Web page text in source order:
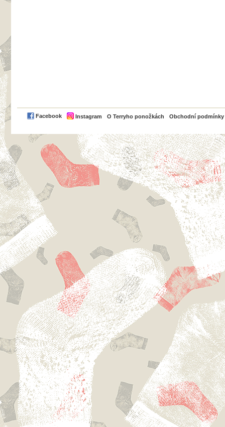
Facebook Instagram O Terryho ponožkách Obchodní podmínky
PayPal